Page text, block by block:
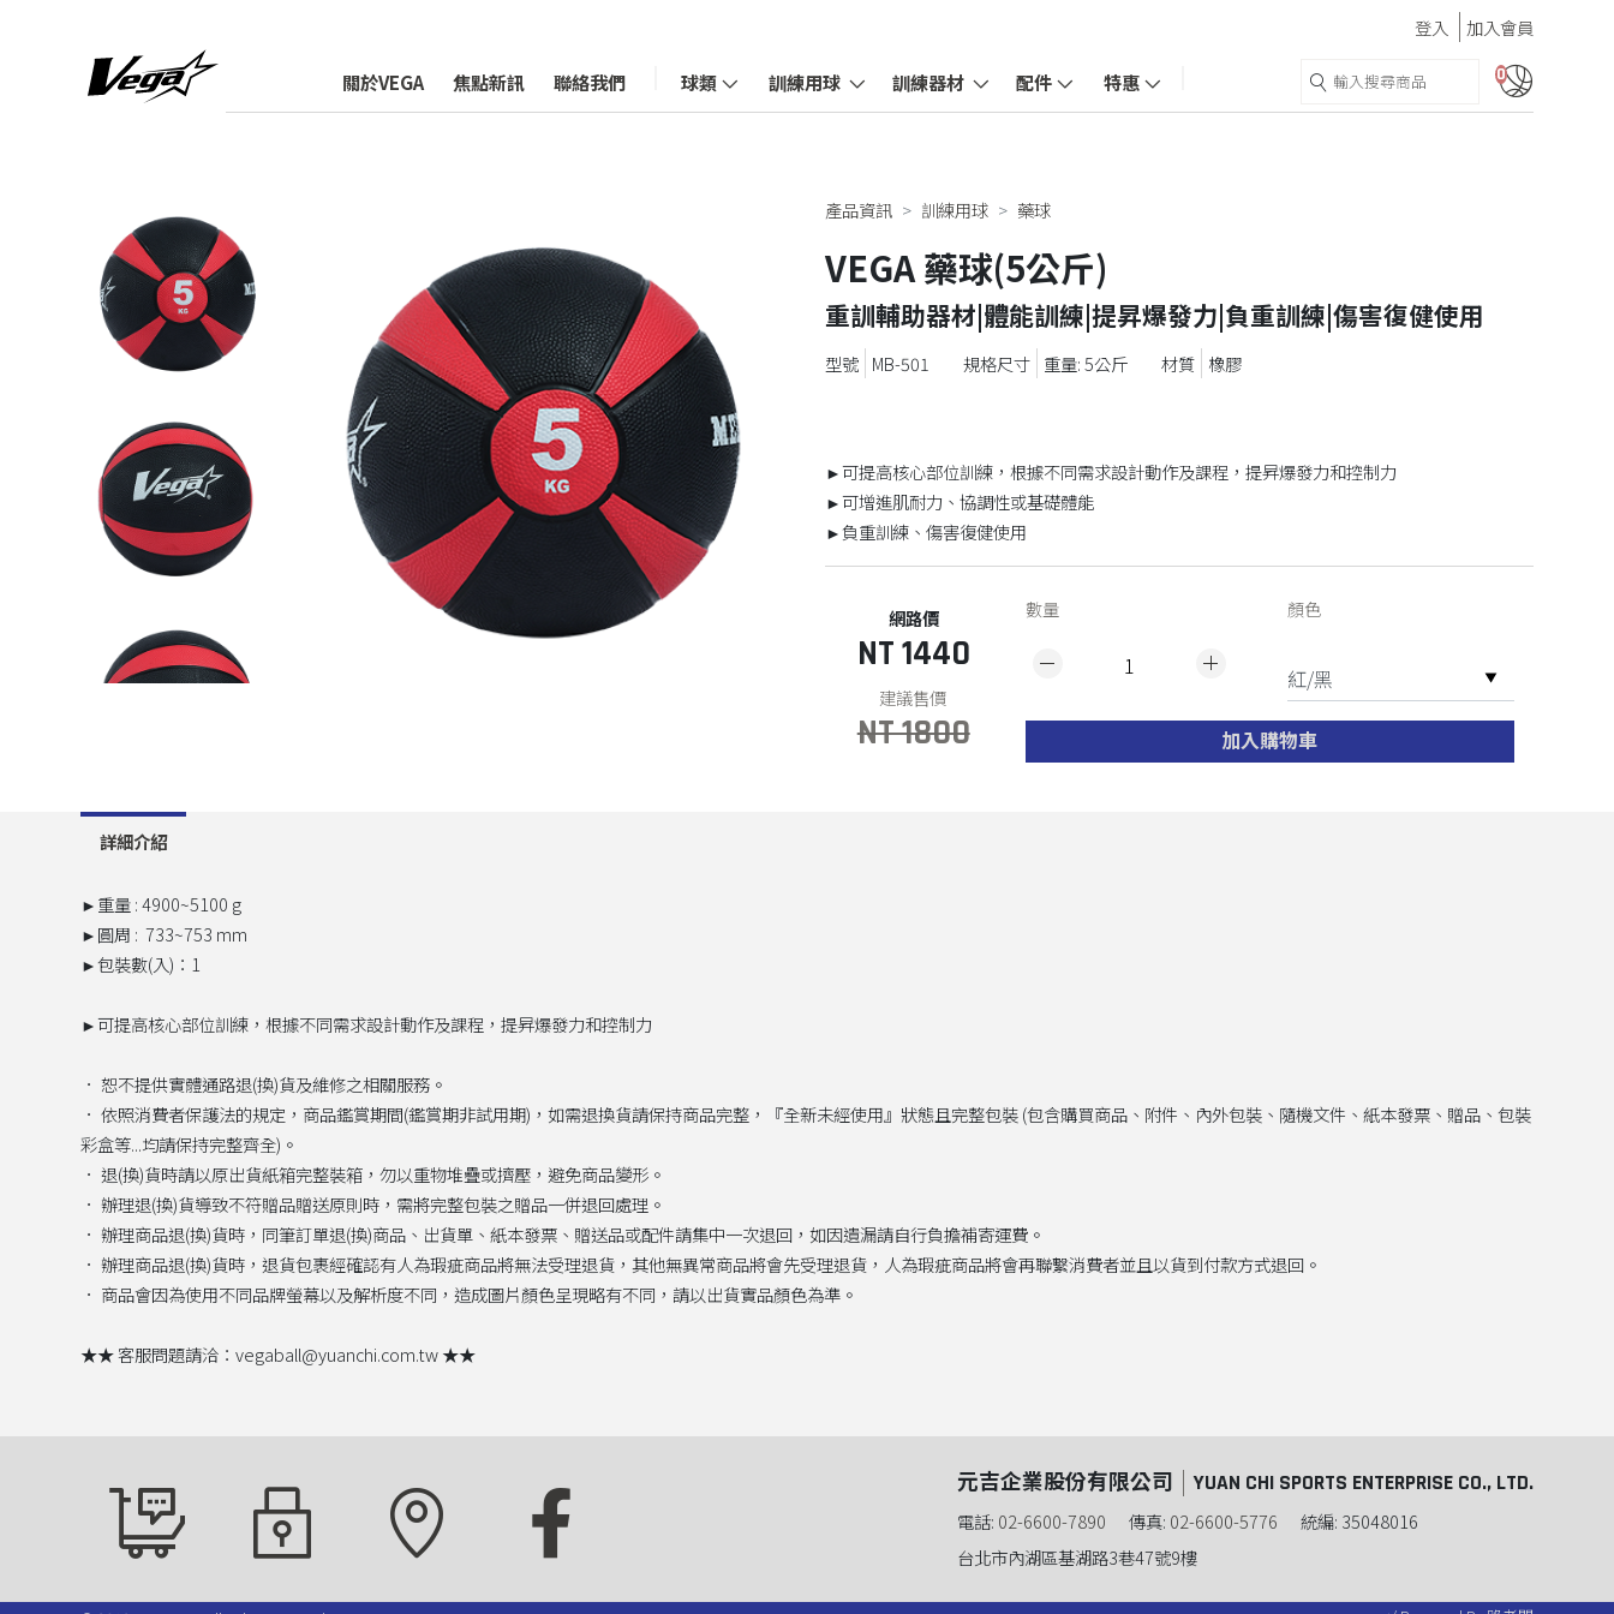
登入 加入會員
關於VEGA 焦點新訊 聯絡我們 球類 訓練用球 訓練器材 配件 特惠 0
產品資訊 訓練用球 藥球
VEGA 藥球(5公斤)
重訓輔助器材|體能訓練|提昇爆發力|負重訓練|傷害復健使用
MB-501 重量: 5公斤 橡膠
►可提高核心部位訓練，根據不同需求設計動作及課程，提昇爆發力和控制力
►可增進肌耐力、協調性或基礎體能
►負重訓練、傷害復健使用
NT 1440
NT 1800
數量 顏色
加入購物車
詳細介紹
►重量 : 4900~5100 g
►​圓周 : 733~753 mm
►包裝數(入)：1
►可提高核心部位訓練，根據不同需求設計動作及課程，提昇爆發力和控制力
． 恕不提供實體通路退(換)貨及維修之相關服務。
． 依照消費者保護法的規定，商品鑑賞期間(鑑賞期非試用期)，如需退換貨請保持商品完整，『全新未經使用』狀態且完整包裝 (包含購買商品、附件、內外包裝、隨機文件、紙本發票、贈品、包裝
彩盒等...均請保持完整齊全)。
． 退(換)貨時請以原出貨紙箱完整裝箱，勿以重物堆疊或擠壓，避免商品變形。
． 辦理退(換)貨導致不符贈品贈送原則時，需將完整包裝之贈品一併退回處理。
． 辦理商品退(換)貨時，同筆訂單退(換)商品、出貨單、紙本發票、贈送品或配件請集中一次退回，如因遺漏請自行負擔補寄運費。
． 辦理商品退(換)貨時，退貨包裹經確認有人為瑕疵商品將無法受理退貨，其他無異常商品將會先受理退貨，人為瑕疵商品將會再聯繫消費者並且以貨到付款方式退回。
． 商品會因為使用不同品牌螢幕以及解析度不同，造成圖片顏色呈現略有不同，請以出貨實品顏色為準。
★★ 客服問題請洽：vegaball@yuanchi.com.tw ★★
元吉企業股份有限公司 YUAN CHI SPORTS ENTERPRISE CO., LTD.
電話: 02-6600-7890 傳真: 02-6600-5776
統編: 35048016
台北市內湖區基湖路3巷47號9樓